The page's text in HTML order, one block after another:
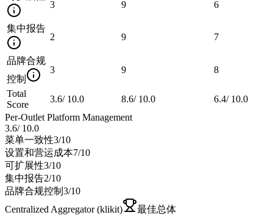
3
9 6
集中报告
2
9 7
品牌合规
控制
3 9 8
Total
Score
3.6/ 10.0 8.6/ 10.0 6.4/ 10.0
Per-Outlet Platform Management
3.6/ 10.0
菜单一致性3/10
设置和营运成本7/10
可扩展性3/10
集中报告2/10
品牌合规控制 3/10
Centralized Aggregator (klikit)
最佳总体